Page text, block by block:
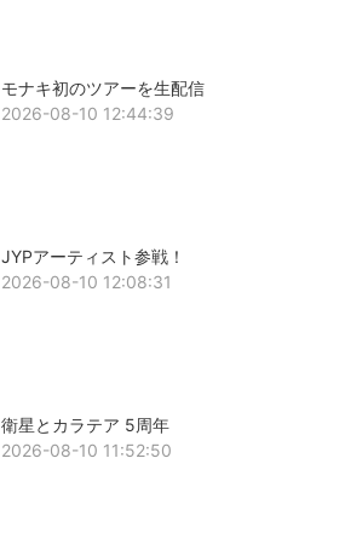
モナキ初のツアーを生配信
2026-08-10 12:44:39
JYPアーティスト参戦！
2026-08-10 12:08:31
衛星とカラテア 5周年
2026-08-10 11:52:50